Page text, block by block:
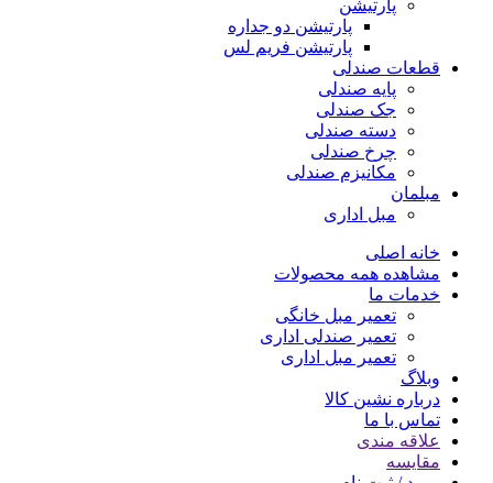
پارتیشن
پارتیشن دو جداره
پارتیشن فریم لس
قطعات صندلی
پایه صندلی
جک صندلی
دسته صندلی
چرخ صندلی
مکانیزم صندلی
مبلمان
مبل اداری
خانه اصلی
مشاهده همه محصولات
خدمات ما
تعمیر مبل خانگی
تعمیر صندلی اداری
تعمیر مبل اداری
وبلاگ
درباره نشین کالا
تماس با ما
علاقه مندی
مقایسه